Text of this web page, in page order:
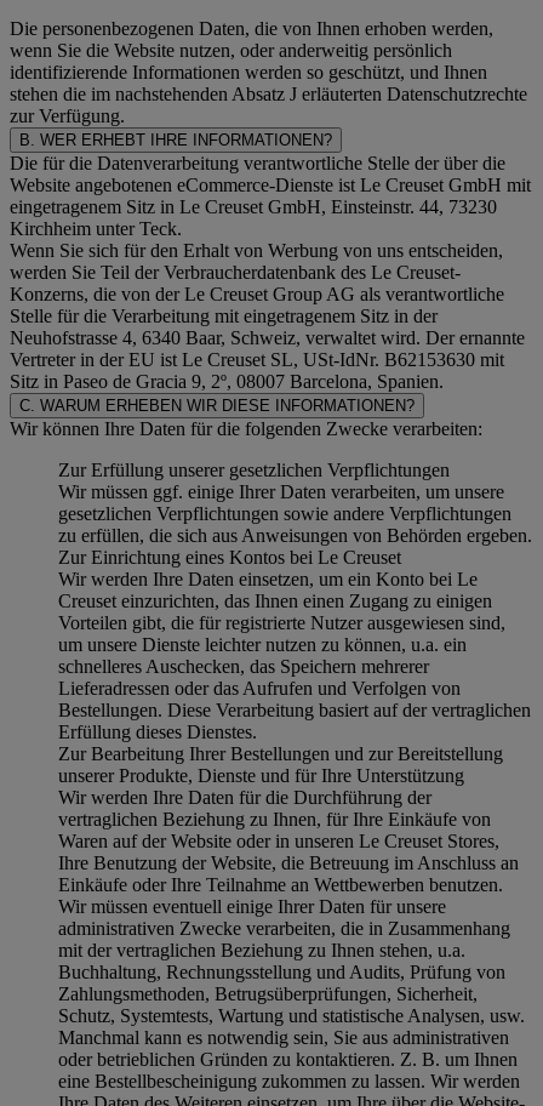
Die personenbezogenen Daten, die von Ihnen erhoben werden,
wenn Sie die Website nutzen, oder anderweitig persönlich
identifizierende Informationen werden so geschützt, und Ihnen
stehen die im nachstehenden Absatz J erläuterten Datenschutzrechte
zur Verfügung.
B. WER ERHEBT IHRE INFORMATIONEN?
Die für die Datenverarbeitung verantwortliche Stelle der über die
Website angebotenen eCommerce-Dienste ist Le Creuset GmbH mit
eingetragenem Sitz in Le Creuset GmbH, Einsteinstr. 44, 73230
Kirchheim unter Teck.
Wenn Sie sich für den Erhalt von Werbung von uns entscheiden,
werden Sie Teil der Verbraucherdatenbank des Le Creuset-
Konzerns, die von der Le Creuset Group AG als verantwortliche
Stelle für die Verarbeitung mit eingetragenem Sitz in der
Neuhofstrasse 4, 6340 Baar, Schweiz, verwaltet wird. Der ernannte
Vertreter in der EU ist Le Creuset SL, USt-IdNr. B62153630 mit
Sitz in Paseo de Gracia 9, 2º, 08007 Barcelona, Spanien.
C. WARUM ERHEBEN WIR DIESE INFORMATIONEN?
Wir können Ihre Daten für die folgenden Zwecke verarbeiten:
Zur Erfüllung unserer gesetzlichen Verpflichtungen
Wir müssen ggf. einige Ihrer Daten verarbeiten, um unsere
gesetzlichen Verpflichtungen sowie andere Verpflichtungen
zu erfüllen, die sich aus Anweisungen von Behörden ergeben.
Zur Einrichtung eines Kontos bei Le Creuset
Wir werden Ihre Daten einsetzen, um ein Konto bei Le
Creuset einzurichten, das Ihnen einen Zugang zu einigen
Vorteilen gibt, die für registrierte Nutzer ausgewiesen sind,
um unsere Dienste leichter nutzen zu können, u.a. ein
schnelleres Auschecken, das Speichern mehrerer
Lieferadressen oder das Aufrufen und Verfolgen von
Bestellungen. Diese Verarbeitung basiert auf der vertraglichen
Erfüllung dieses Dienstes.
Zur Bearbeitung Ihrer Bestellungen und zur Bereitstellung
unserer Produkte, Dienste und für Ihre Unterstützung
Wir werden Ihre Daten für die Durchführung der
vertraglichen Beziehung zu Ihnen, für Ihre Einkäufe von
Waren auf der Website oder in unseren Le Creuset Stores,
Ihre Benutzung der Website, die Betreuung im Anschluss an
Einkäufe oder Ihre Teilnahme an Wettbewerben benutzen.
Wir müssen eventuell einige Ihrer Daten für unsere
administrativen Zwecke verarbeiten, die in Zusammenhang
mit der vertraglichen Beziehung zu Ihnen stehen, u.a.
Buchhaltung, Rechnungsstellung und Audits, Prüfung von
Zahlungsmethoden, Betrugsüberprüfungen, Sicherheit,
Schutz, Systemtests, Wartung und statistische Analysen, usw.
Manchmal kann es notwendig sein, Sie aus administrativen
oder betrieblichen Gründen zu kontaktieren. Z. B. um Ihnen
eine Bestellbescheinigung zukommen zu lassen. Wir werden